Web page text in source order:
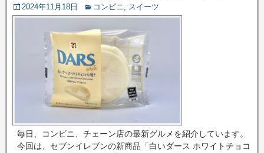
2024年11月18日 コンビニ, スイーツ
毎日、コンビニ、チェーン店の最新グルメを紹介しています。
今回は、セブンイレブンの新商品「白いダース ホワイトチョコ